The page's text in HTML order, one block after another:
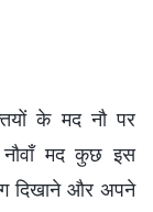
के मद नौ पर
नौवाँ मद कुछ इस
दिखाने और अपने